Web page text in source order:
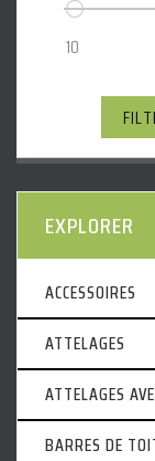
EXPLORER
ACCESSOIRES
ATTELAGES
ATTELAGES
BARRES DE